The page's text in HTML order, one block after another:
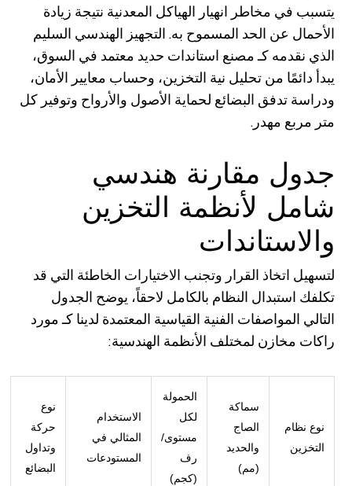
يتسبب في مخاطر انهيار الهياكل المعدنية نتيجة زيادة
الأحمال عن الحد المسموح به. التجهيز الهندسي السليم
الذي نقدمه كـ مصنع استاندات حديد معتمد في السوق،
يبدأ دائمًا من تحليل نية التخزين، وحساب معايير الأمان،
ودراسة تدفق البضائع لحماية الأصول والأرواح وتوفير كل
متر مربع مهدر.
جدول مقارنة هندسي
شامل لأنظمة التخزين
والاستاندات
لتسهيل اتخاذ القرار وتجنب الاختيارات الخاطئة التي قد
تكلفك استبدال النظام بالكامل لاحقاً، يوضح الجدول
التالي المواصفات الفنية القياسية المعتمدة لدينا كـ مورد
راكات مخازن لمختلف الأنظمة الهندسية:
نوع نظام
التخزين
سماكة
الصاج
والحديد
(مم)
الحمولة
لكل
مستوى/
رف
(كجم)
الاستخدام
المثالي في
المستودعات
نوع
حركة
وتداول
البضائع